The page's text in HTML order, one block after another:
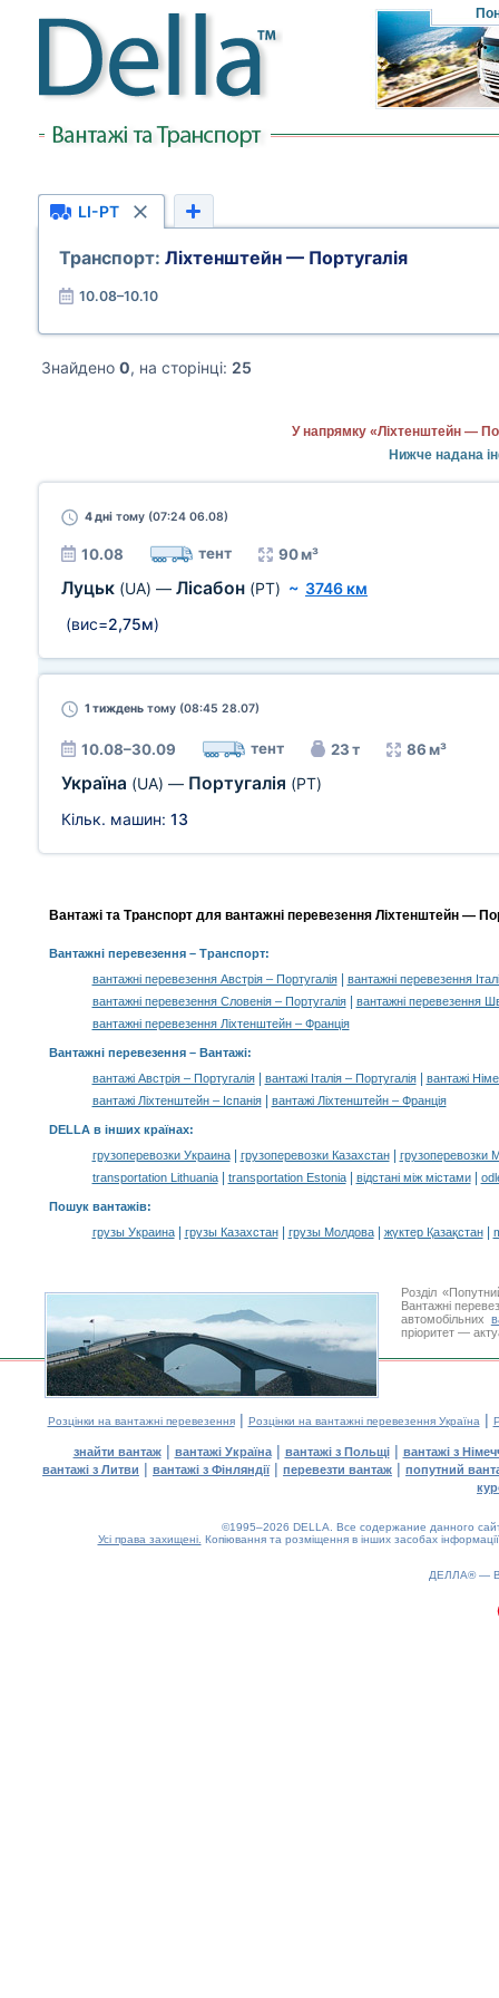
LI-PT
Транспорт: Ліхтенштейн — Португалія
10.08–10.10
Знайдено 0, на сторінці: 25
У напрямку «Ліхтенштейн —
Нижче надана
4 дні тому (07:24 06.08)
10.08 тент 90 м³
Луцьк (UA) — Лісабон (PT) ~ 3746 км
(вис=2,75м)
1 тиждень тому (08:45 28.07)
10.08–30.09 тент 23 т 86 м³
Україна (UA) — Португалія (PT)
Кільк. машин: 13
Вантажі та Транспорт для вантажні перевезення Ліхтенштейн —
Вантажні перевезення– Транспорт:
вантажні перевезення Австрія – Португалія|
вантажні перевезення
вантажні перевезення Словенія – Португалія|
вантажні перевезення
вантажні перевезення Ліхтенштейн – Франція
Вантажні перевезення – Вантажі:
вантажі Австрія – Португалія| вантажі Італія – Португалія|
вантажі
вантажі Ліхтенштейн – Іспанія| вантажі Ліхтенштейн – Франція
DELLA в інших країнах:
грузоперевозки Украина| грузоперевозки Казахстан|
грузоперевозки
transportation Lithuania| transportation Estonia| відстані між містами|
Пошук вантажів:
грузы Украина| грузы Казахстан| грузы Молдова| жүктер Қазақстан|
Розділ
Вантажні
автомобільних
пріоритет —
Розцінки на вантажні перевезення| Розцінки на вантажні перевезення Україна |
знайти вантаж| вантажі Україна| вантажі з Польщі| вантажі з
вантажі з Литви | вантажі з Фінляндії| перевезти вантаж | попутний
©1995–2026 DELLA. Все содержание данного
Усі права захищені. Копіювання та розміщення в інших засобах
ДЕЛЛА® —